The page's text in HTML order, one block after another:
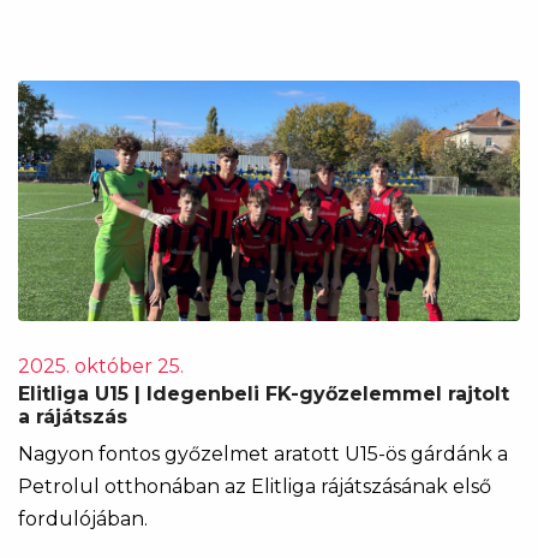
2025. október 25.
Elitliga U15 | Idegenbeli FK-győzelemmel rajtolt
a rájátszás
Nagyon fontos győzelmet aratott U15-ös gárdánk a
Petrolul otthonában az Elitliga rájátszásának első
fordulójában.